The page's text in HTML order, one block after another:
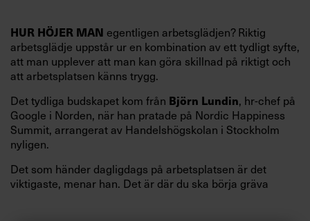
HUR HÖJER MAN egentligen arbetsglädjen? Riktig
arbetsglädje uppstår ur en kombination av ett tydligt syfte,
att man upplever att man kan göra skillnad på riktigt och
att arbetsplatsen känns trygg.
Det tydliga budskapet kom från Björn Lundin, hr-chef på
Google i Norden, när han pratade på Nordic Happiness
Summit, arrangerat av Handelshögskolan i Stockholm
nyligen.
Det som händer dagligdags på arbetsplatsen är det
viktigaste, menar han. Det är där du ska börja gräva